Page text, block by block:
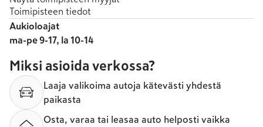
Toimipisteen tiedot
Aukioloajat
ma-pe 9-17, la 10-14
Miksi asioida verkossa?
Laaja valikoima autoja kätevästi yhdestä
paikasta
Osta, varaa tai leasaa auto helposti vaikka